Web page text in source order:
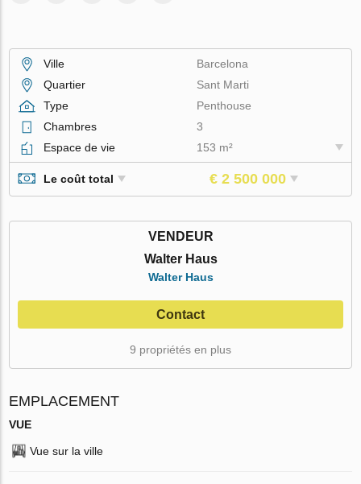
Ville
Barcelona
Quartier
Sant Marti
Type
Penthouse
Chambres
3
Espace de vie
153 m²
Le coût total € 2 500 000
VENDEUR
Walter Haus
Walter Haus
Contact
9 propriétés en plus
EMPLACEMENT
VUE
Vue sur la ville